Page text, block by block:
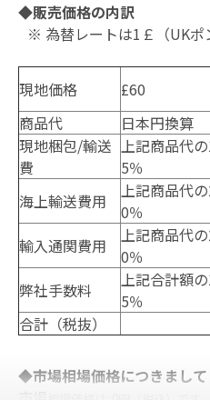
◆販売価格の内訳
※ 為替レートは1￡（UKポ
現地価格
£60
商品代
日本円換算
現地梱包/輸送
費
上記商品代
5％
海上輸送費用
上記商品代
0％
輸入通関費用
上記商品代
0％
弊社手数料
上記合計額
5％
合計（税抜）
◆市場相場価格につきまして